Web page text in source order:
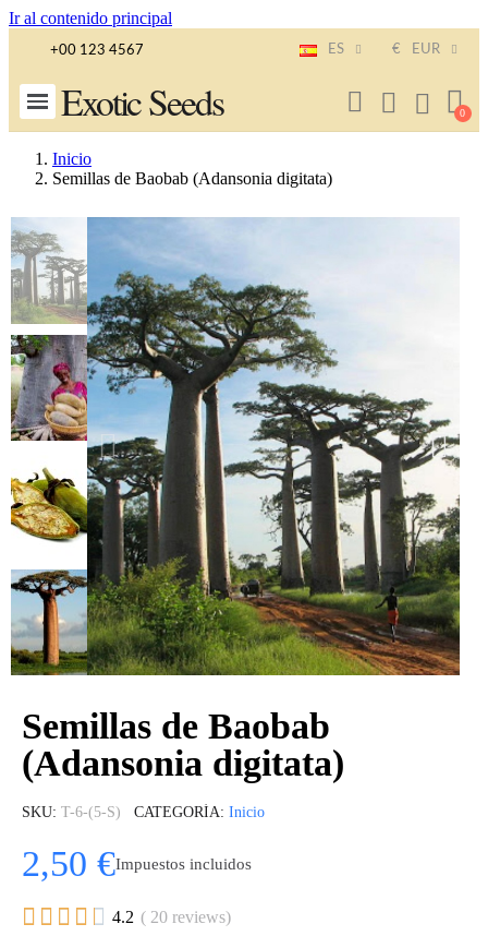
Ir al contenido principal
+00 123 4567 ES € EUR
Exotic Seeds
Inicio
Semillas de Baobab (Adansonia digitata)
Semillas de Baobab
(Adansonia digitata)
SKU T-6-(5-S) CATEGORÍA Inicio
2,50 €Impuestos incluidos
     4.2 ( 20 reviews)